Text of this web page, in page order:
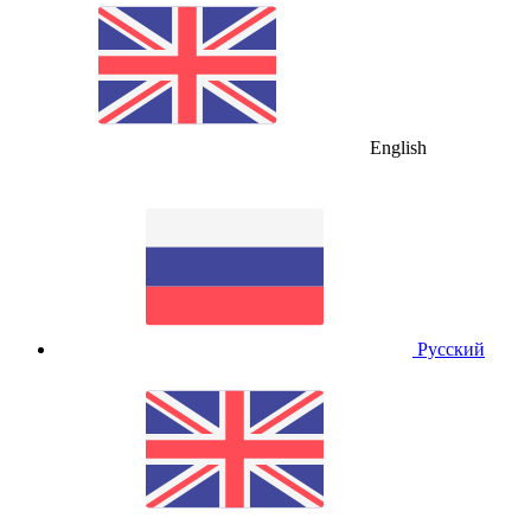
English
Русский